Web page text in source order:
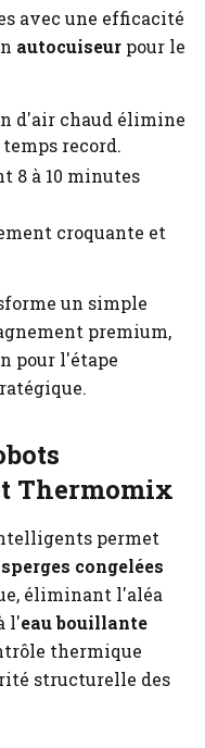
avec une efficacité
autocuiseur pour le
d'air chaud élimine
record.
8 à 10 minutes
croquante et
un simple
premium,
pour l'étape
Thermomix
permet
congelées
éliminant l'aléa
l'eau bouillante
thermique
structurelle des